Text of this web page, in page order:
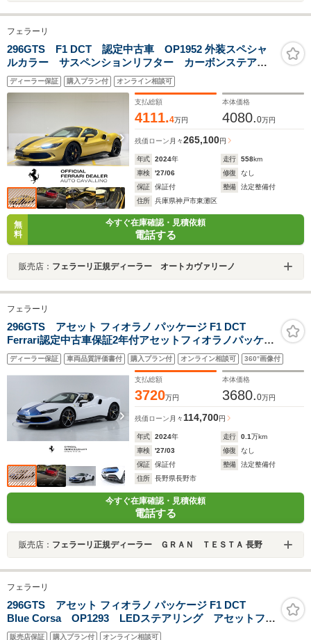
フェラーリ
296GTS F1 DCT 認定中古車 OP1952 外装スペシャ
ルカラー サスペンションリフター カーボンステアリ
ングホイール カーボンフロントスポイラー カーボン
リアディフューザー カーボンアウターシルカバー バ
ディーラー保証 購入プラン付 オンライン相談可
支払総額
4111.4万円
本体価格
4080.0万円
残価ローン 月々265,100円
年式 2024年 走行 558km
車検
'27/06 修復
なし
保証
保証付 整備
法定整備付
住所
兵庫県神戸市東灘区
無
料
今すぐ在庫確認・見積依頼
電話する
販売店： フェラーリ正規ディーラー オートカヴァリーノ
フェラーリ
296GTS アセット フィオラノ パッケージ F1 DCT
Ferrari認定中古車保証2年付アセットフィオラノパッケー
ジ レーシングストライプ カーボンファイバーリアディ
フューザー カーボンファイバーレーシングシート LEDカ
ーボンファイバーステアリングホイール
ディーラー保証 車両品質評価書付 購入プラン付 オンライン相談可 360°画像付
支払総額
3720万円
本体価格
3680.0万円
残価ローン 月々114,700円
年式 2024年 走行 0.1万km
車検
'27/03 修復
なし
保証
保証付 整備
法定整備付
住所
長野県長野市
今すぐ在庫確認・見積依頼
電話する
販売店： フェラーリ正規ディーラー ＧＲＡＮ ＴＥＳＴＡ 長野
フェラーリ
296GTS アセット フィオラノ パッケージ F1 DCT
Blue Corsa OP1293 LEDステアリング アセットフィ
オラノエクステンデッド(スポーツ仕様車) レーシングス
販売店保証 購入プラン付 オンライン相談可